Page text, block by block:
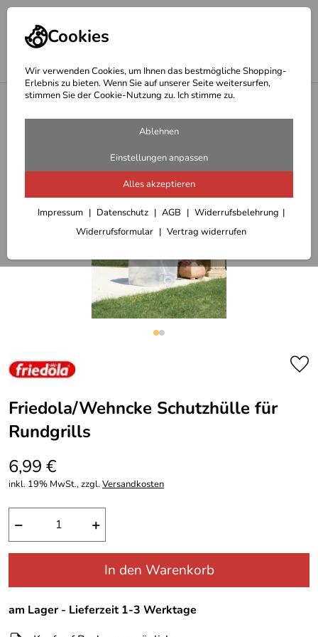
Cookies
Wir verwenden Cookies, um Ihnen das bestmögliche Shopping-
Erlebnis zu bieten. Wenn Sie auf unserer Seite weitersurfen,
stimmen Sie der Cookie-Nutzung zu. Ich stimme zu.
Ablehnen
Einstellungen anpassen
Alles akzeptieren
Impressum Datenschutz AGB
Widerrufsbelehrung
Widerrufsformular
Vertrag widerrufen
Haus + Garten
Friedola/Wehncke Schutzhülle für
Rundgrills
6,99 €
inkl. 19% MwSt., zzgl.Versandkosten
− +
In den Warenkorb
am Lager - Lieferzeit 1-3 Werktage